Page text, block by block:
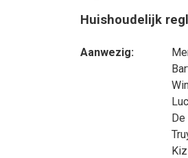
Huishoudelijk
Aanwezig:
De